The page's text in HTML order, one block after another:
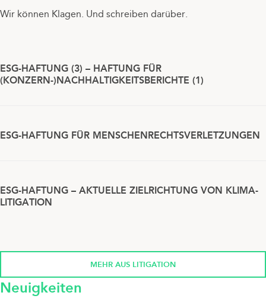
Wir können Klagen. Und schreiben darüber.
ESG-HAFTUNG (3) – HAFTUNG FÜR
(KONZERN-)NACHHALTIGKEITSBERICHTE (1)
ESG-HAFTUNG FÜR MENSCHENRECHTSVERLETZUNGEN
ESG-HAFTUNG – AKTUELLE ZIELRICHTUNG VON KLIMA-
LITIGATION
MEHR AUS LITIGATION
Neuigkeiten